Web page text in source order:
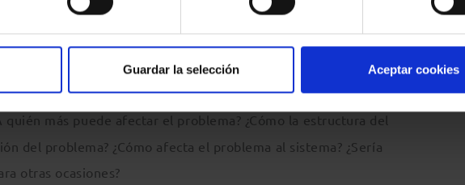
Guardar la selección Aceptar cookies
neutral. Veo la situación desde una posición distante ¿Por la
se sostiene la situación conflictiva? ¿Si el ‘yo’ modificase su
beneficios obtendría cada uno?
quién más puede afectar el problema? ¿Cómo la estructura del
del problema? ¿Cómo afecta el problema al sistema? ¿Sería
otras ocasiones?